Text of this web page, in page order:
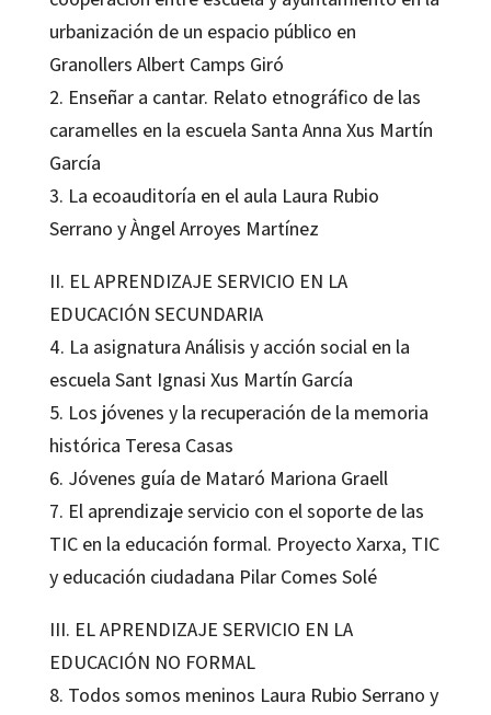
urbanización de un espacio público en
Granollers Albert Camps Giró
2. Enseñar a cantar. Relato etnográfico de las
caramelles en la escuela Santa Anna Xus Martín
García
3. La ecoauditoría en el aula Laura Rubio
Serrano y Àngel Arroyes Martínez
II. EL APRENDIZAJE SERVICIO EN LA
EDUCACIÓN SECUNDARIA
4. La asignatura Análisis y acción social en la
escuela Sant Ignasi Xus Martín García
5. Los jóvenes y la recuperación de la memoria
histórica Teresa Casas
6. Jóvenes guía de Mataró Mariona Graell
7. El aprendizaje servicio con el soporte de las
TIC en la educación formal. Proyecto Xarxa, TIC
y educación ciudadana Pilar Comes Solé
III. EL APRENDIZAJE SERVICIO EN LA
EDUCACIÓN NO FORMAL
8. Todos somos meninos Laura Rubio Serrano y